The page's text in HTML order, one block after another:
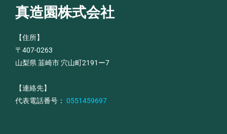
真造園株式会社
【住所】
〒407-0263
山梨県 韮崎市 穴山町2191ー7
【連絡先】
代表電話番号： 0551459697